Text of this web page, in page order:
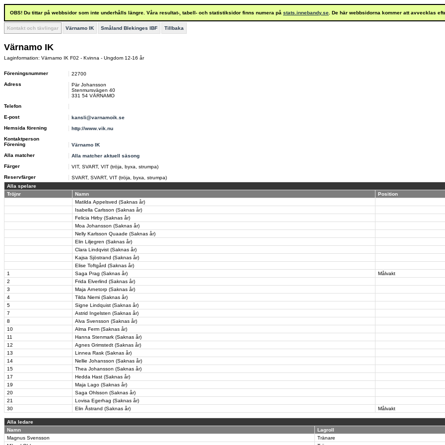
OBS! Du tittar på webbsidor som inte underhålls längre. Våra resultat-, tabell- och statistiksidor finns numera på stats.innebandy.se . De här webbsidorna kommer att avvecklas
Kontakt och tävlingar Värnamo IK Småland Blekinges IBF Tillbaka
Värnamo IK
Laginformation: Värnamo IK F02 - Kvinna - Ungdom 12-16 år
Föreningsnummer
22700
Adress
Pär Johansson
Stenmursvägen 40
331 54 VÄRNAMO
Telefon
E-post
kansli@varnamoik.se
Hemsida förening
http://www.vik.nu
Kontaktperson
Förening
Värnamo IK
Alla matcher
Alla matcher aktuell säsong
Färger
VIT, SVART, VIT (tröja, byxa, strumpa)
Reservfärger
SVART, SVART, VIT (tröja, byxa, strumpa)
Alla spelare
Tröjnr
Namn
Position
Matilda Appelsved (Saknas år)
Isabella Carlsson (Saknas år)
Felicia Hirby (Saknas år)
Moa Johansson (Saknas år)
Nelly Karlsson Quaade (Saknas år)
Elin Liljegren (Saknas år)
Clara Lindqvist (Saknas år)
Kajsa Sjöstrand (Saknas år)
Elise Toftgård (Saknas år)
1
Saga Prag (Saknas år)
Målvakt
2
Frida Elverlind (Saknas år)
3
Maja Arnetorp (Saknas år)
4
Tilda Niemi (Saknas år)
5
Signe Lindquist (Saknas år)
7
Astrid Ingelsten (Saknas år)
8
Alva Svensson (Saknas år)
10
Alma Ferm (Saknas år)
11
Hanna Stenmark (Saknas år)
12
Agnes Grimstedt (Saknas år)
13
Linnea Rask (Saknas år)
14
Nellie Johansson (Saknas år)
15
Thea Johansson (Saknas år)
17
Hedda Hast (Saknas år)
19
Maja Lago (Saknas år)
20
Saga Ohlsson (Saknas år)
21
Lovisa Egerhag (Saknas år)
30
Elin Åstrand (Saknas år) Målvakt
Alla ledare
Namn
Lagroll
Magnus Svensson
Tränare